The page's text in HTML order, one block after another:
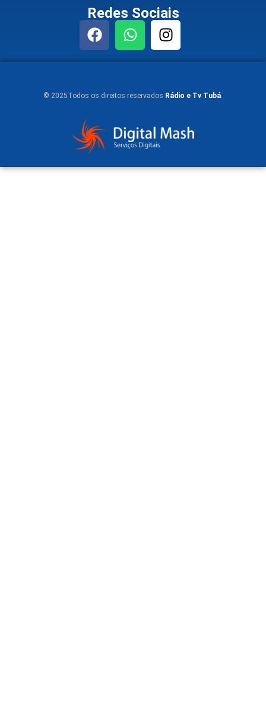
Redes Sociais
© 2025Todos os direitos reservados Rádio e Tv Tubá.